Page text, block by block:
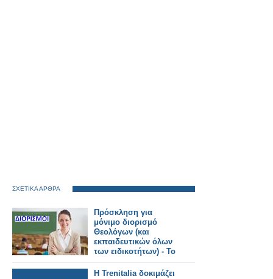
ΣΧΕΤΙΚΑ ΑΡΘΡΑ
Πρόσκληση για
μόνιμο διορισμό
Θεολόγων (και
εκπαιδευτικών όλων
των ειδικοτήτων) - Το
ΦΕΚ
Η Trenitalia δοκιμάζει